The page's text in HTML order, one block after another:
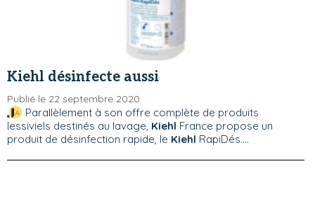
Kiehl désinfecte aussi
Publié le 22 septembre 2020
Parallèlement à son offre complète de produits
lessiviels destinés au lavage, Kiehl France propose un
produit de désinfection rapide, le Kiehl RapiDés....